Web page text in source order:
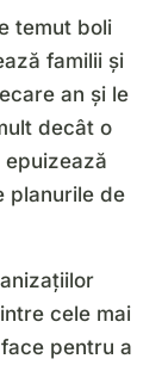
temut boli
familii și
an și le
decât o
planurile de
cele mai
pentru a